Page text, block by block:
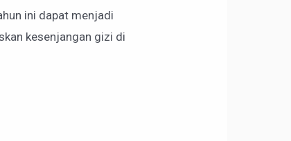
ini dapat menjadi
kesenjangan gizi di